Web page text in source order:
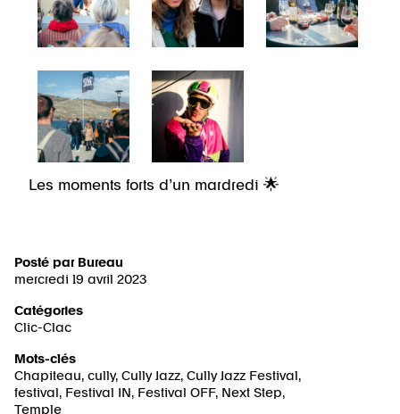
Les moments forts d’un mardredi 🌟
Posté par Bureau
mercredi 19 avril 2023
Catégories
Clic-Clac
Mots-clés
Chapiteau, cully, Cully Jazz, Cully Jazz Festival ,
festival , Festival IN , Festival OFF, Next Step,
Temple